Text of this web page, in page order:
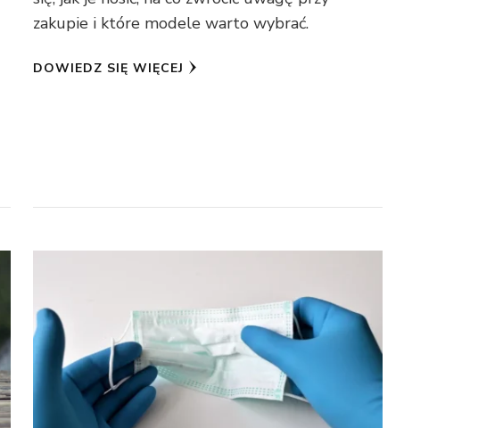
zakupie i które modele warto wybrać.
DOWIEDZ SIĘ WIĘCEJ